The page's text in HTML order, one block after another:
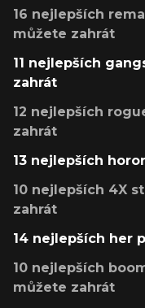
16 nejlepších
můžete zahrát
11 nejlepších
zahrát
12 nejlepších
zahrát
13 nejlepších
10 nejlepších 4X
zahrát
14 nejlepších her
10 nejlepších
můžete zahrát